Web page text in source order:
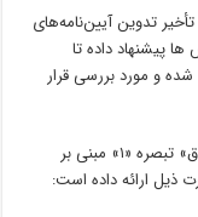
تدوین آیین‌نامه‌های
پیشنهاد داده تا
و مورد بررسی قرار
مجلس در ادامه این گزارش پیشنهاد اصلاحیه بند «ق» تبصره «۱» مبنی بر
ذیل ارائه داده است: